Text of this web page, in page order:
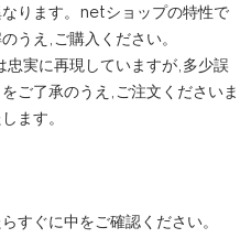
ります。netショップの特性で
うえ,ご購入ください。
忠実に再現していますが,多少誤
ご了承のうえ,ご注文くださいま
ます。
すぐに中をご確認ください。